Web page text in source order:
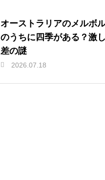
オーストラリアのメルボ
のうちに四季がある？激
差の謎
2026.07.18